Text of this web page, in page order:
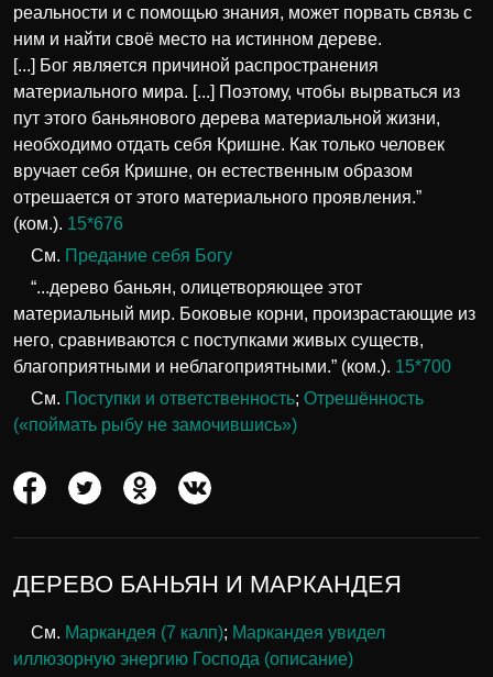
реальности и с помощью знания, может порвать связь с
ним и найти своё место на истинном дереве.
[...] Бог является причиной распространения
материального мира. [...] Поэтому, чтобы вырваться из
пут этого баньянового дерева материальной жизни,
необходимо отдать себя Кришне. Как только человек
вручает себя Кришне, он естественным образом
отрешается от этого материального проявления.”
(ком.). 15*676
См. Предание себя Богу
“...дерево баньян, олицетворяющее этот
материальный мир. Боковые корни, произрастающие из
него, сравниваются с поступками живых существ,
благоприятными и неблагоприятными.” (ком.). 15*700
См. Поступки и ответственность; Отрешённость
(«поймать рыбу не замочившись»)
ДЕРЕВО БАНЬЯН И МАРКАНДЕЯ
См. Маркандея (7 калп); Маркандея увидел
иллюзорную энергию Господа (описание)